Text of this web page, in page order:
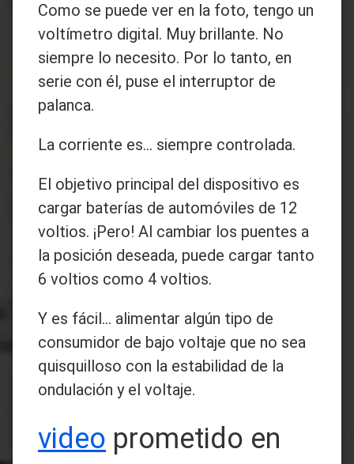
Como se puede ver en la foto, tengo un
voltímetro digital. Muy brillante. No
siempre lo necesito. Por lo tanto, en
serie con él, puse el interruptor de
palanca.
La corriente es... siempre controlada.
El objetivo principal del dispositivo es
cargar baterías de automóviles de 12
voltios. ¡Pero! Al cambiar los puentes a
la posición deseada, puede cargar tanto
6 voltios como 4 voltios.
Y es fácil... alimentar algún tipo de
consumidor de bajo voltaje que no sea
quisquilloso con la estabilidad de la
ondulación y el voltaje.
video prometido en